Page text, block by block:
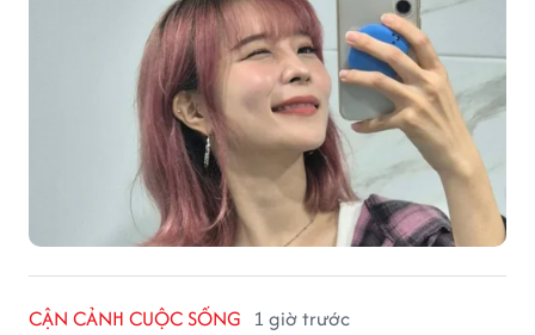
CẬN CẢNH CUỘC SỐNG 1 giờ trước